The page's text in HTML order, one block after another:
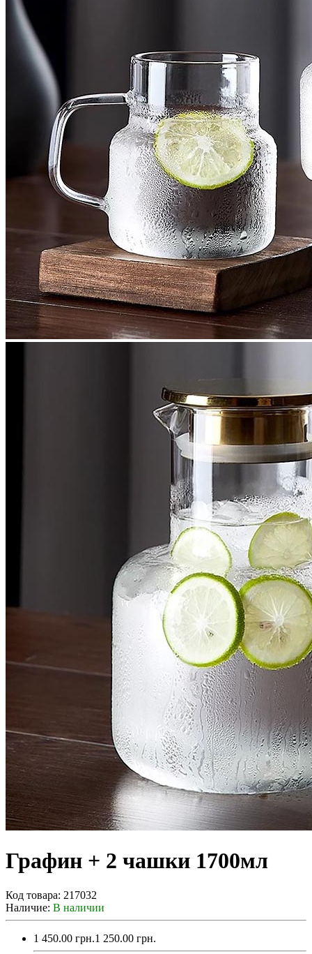
Графин + 2 чашки 1700мл
Код товара: 217032
Наличие: В наличии
1 450.00 грн.1 250.00 грн.